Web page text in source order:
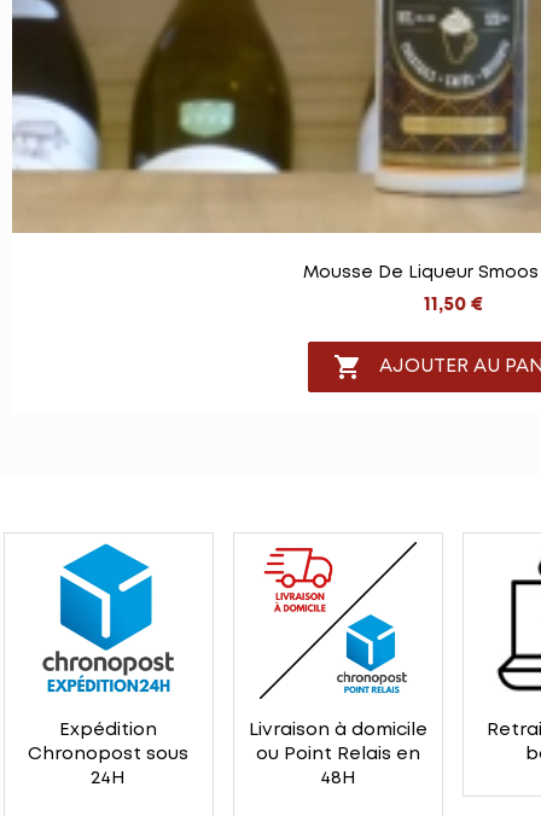
Mousse De Liqueur Smoos
11,50 €
 AJOUTER AU
Expédition
Chronopost sous
24H
Livraison à domicile
ou Point Relais en
48H